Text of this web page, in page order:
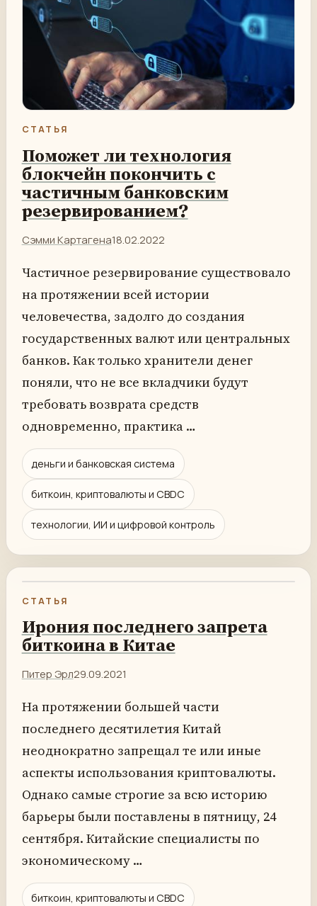
СТАТЬЯ
Поможет ли технология
блокчейн покончить с
частичным банковским
резервированием?
Сэмми Картагена18.02.2022
Частичное резервирование существовало
на протяжении всей истории
человечества, задолго до создания
государственных валют или центральных
банков. Как только хранители денег
поняли, что не все вкладчики будут
требовать возврата средств
одновременно, практика …
деньги и банковская система
биткоин, криптовалюты и CBDC
технологии, ИИ и цифровой контроль
СТАТЬЯ
Ирония последнего запрета
биткоина в Китае
Питер Эрл29.09.2021
На протяжении большей части
последнего десятилетия Китай
неоднократно запрещал те или иные
аспекты использования криптовалюты.
Однако самые строгие за всю историю
барьеры были поставлены в пятницу, 24
сентября. Китайские специалисты по
экономическому …
биткоин, криптовалюты и CBDC